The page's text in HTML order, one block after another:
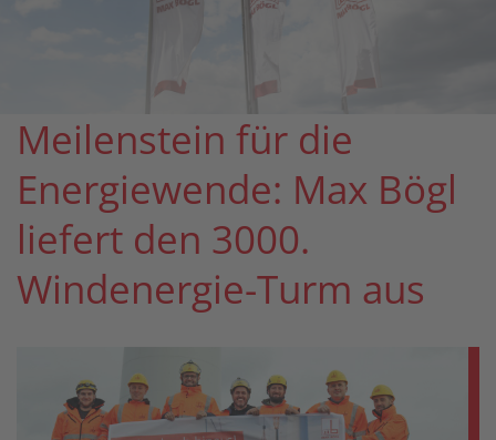
Meilenstein für die
Energiewende: Max Bögl
liefert den 3000.
Windenergie-Turm aus